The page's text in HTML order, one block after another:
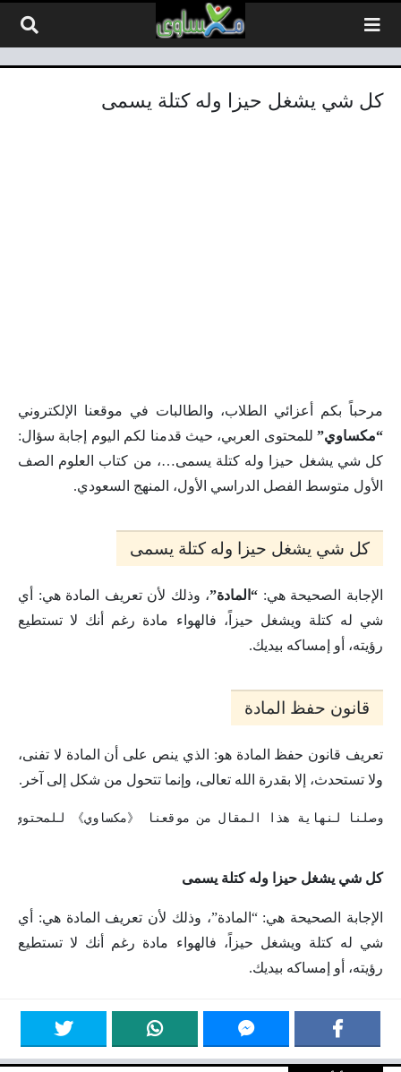
كل شي يشغل حيزا وله كتلة يسمى
مرحباً بكم أعزائي الطلاب، والطالبات في موقعنا الإلكتروني
“مكساوي” للمحتوى العربي، حيث قدمنا لكم اليوم إجابة سؤال:
كل شي يشغل حيزا وله كتلة يسمى…، من كتاب العلوم الصف
الأول متوسط الفصل الدراسي الأول، المنهج السعودي.
كل شي يشغل حيزا وله كتلة يسمى
الإجابة الصحيحة هي: “المادة”، وذلك لأن تعريف المادة هي: أي
شي له كتلة ويشغل حيزاً، فالهواء مادة رغم أنك لا تستطيع
رؤيته، أو إمساكه بيديك.
قانون حفظ المادة
تعريف قانون حفظ المادة هو: الذي ينص على أن المادة لا تفنى،
ولا تستحدث، إلا بقدرة الله تعالى، وإنما تتحول من شكل إلى آخر.
كل شي يشغل حيزا وله كتلة يسمى
الإجابة الصحيحة هي: “المادة”، وذلك لأن تعريف المادة هي: أي
شي له كتلة ويشغل حيزاً، فالهواء مادة رغم أنك لا تستطيع
رؤيته، أو إمساكه بيديك.